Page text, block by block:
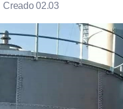
Creado 02.03